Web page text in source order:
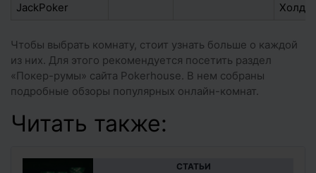
JackPoker
Чтобы выбрать комнату, стоит узнать больше о каждой
из них. Для этого рекомендуется посетить раздел
«Покер-румы» сайта Pokerhouse. В нем собраны
подробные обзоры популярных онлайн-комнат.
Читать также:
CТАТЬИ